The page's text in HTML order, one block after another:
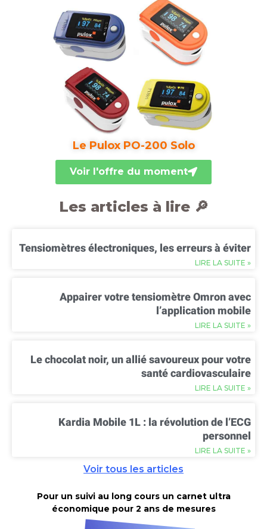
Le Pulox PO-200 Solo
Voir l'offre du moment
Les articles à lire 🔎
Tensiomètres électroniques, les erreurs à éviter
LIRE LA SUITE »
Appairer votre tensiomètre Omron avec
l’application mobile
LIRE LA SUITE »
Le chocolat noir, un allié savoureux pour votre
santé cardiovasculaire
LIRE LA SUITE »
Kardia Mobile 1L : la révolution de l’ECG
personnel
LIRE LA SUITE »
Voir tous les articles
Pour un suivi au long cours un carnet ultra
économique pour 2 ans de mesures